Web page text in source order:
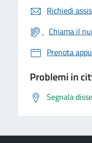
Richiedi
Chiama il
Prenota
Problemi in
Segnala